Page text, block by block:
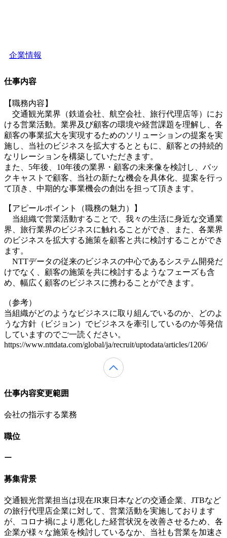
企業情報
仕事内容
【職務内容】
交通観光業界（鉄道会社、航空会社、旅行代理店等）にお
ける営業活動。業界及び顧客の環境や経営課題を理解し、各
顧客の事業拡大を実現するためのソリューションの提案を実
施し、当社のビジネスを拡大するとともに、顧客との持続的
なリレーションを構築していただきます。
また、5年後、10年後の業界・顧客の未来像を検討し、バッ
クキャストで顧客、当社の新たな機会を具体化、提案を行っ
て頂き、中期的な事業機会の創出を担って頂きます。
【アピールポイント（職務の魅力）】
当組織で営業活動することで、我々の生活に身近な交通業
界、旅行業界のビジネスに触れることができ、また、各業界
のビジネスを拡大する施策を顧客と共に検討することができ
ます。
NTTデータの従来のビジネスの中心であるシステム開発だ
けでなく、顧客の施策を共に検討するようなフェーズも含
め、幅広く顧客のビジネスに携わることができます。
（参考）
当組織がどのようなビジネスに取り組んでいるのか、どのよ
うな方針（ビジョン）でビジネスを牽引しているのか等発信
していますのでご一読ください。
https://www.nttdata.com/global/ja/recruit/uptodata/articles/1206/
仕事内容変更範囲
会社の指示する業務
職位
ー
募集背景
交通観光営業担当は現在JR東日本などの交通企業、JTBなど
の旅行代理店企業に対して、営業活動を実施しております
が、コロナ禍により悪化した経営状況を改善させるため、各
企業が様々な施策を検討しているなか、当社も営業を加速さ